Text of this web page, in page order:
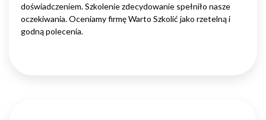
doświadczeniem. Szkolenie zdecydowanie spełniło nasze
oczekiwania. Oceniamy firmę Warto Szkolić jako rzetelną i
godną polecenia.